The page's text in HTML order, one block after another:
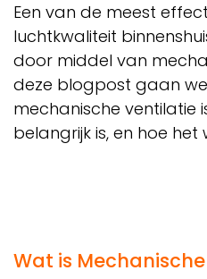
Een van de meest
luchtkwaliteit
door middel van
deze blogpost gaan
mechanische ventilatie
belangrijk is, en hoe het
Wat is